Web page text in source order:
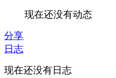
现在还没有动态
分享
日志
现在还没有日志